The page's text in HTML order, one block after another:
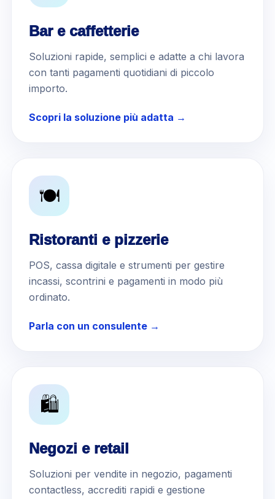
Bar e caffetterie
Soluzioni rapide, semplici e adatte a chi lavora
con tanti pagamenti quotidiani di piccolo
importo.
Scopri la soluzione più adatta →
🍽️
Ristoranti e pizzerie
POS, cassa digitale e strumenti per gestire
incassi, scontrini e pagamenti in modo più
ordinato.
Parla con un consulente →
🛍️
Negozi e retail
Soluzioni per vendite in negozio, pagamenti
contactless, accrediti rapidi e gestione